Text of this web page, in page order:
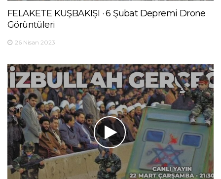
FELAKETE KUŞBAKIŞI · 6 Şubat Depremi Drone
Görüntüleri
26 Nisan 2023